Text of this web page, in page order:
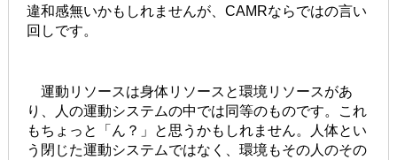
違和感無いかもしれませんが、CAMRならではの言い
回しです。
運動リソースは身体リソースと環境リソースがあ
り、人の運動システムの中では同等のものです。これ
もちょっと「ん？」と思うかもしれません。人体とい
う閉じた運動システムではなく、環境もその人のその